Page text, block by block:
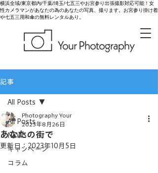
横浜全域/東京都内/千葉/埼玉/七五三やお宮参り出張撮影対応可能！女
性カメラマンがあなたの為のあなたの写真、撮ります。お宮参り掛け着
や七五三用和傘の無料レンタルあり。
記事
All Posts
NEWS
キャンペーン
コラム
All Posts
あなたの街で
Photography Your
2023年8月26日
更新日： 2023年10月5日